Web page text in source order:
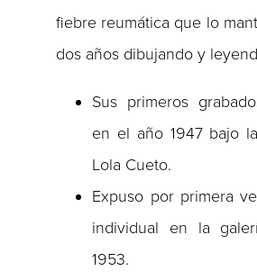
fiebre reumática que lo
dos años dibujando y
Sus primeros
en el año 1947 bajo
Lola Cueto.
Expuso por primera
individual en la
1953.